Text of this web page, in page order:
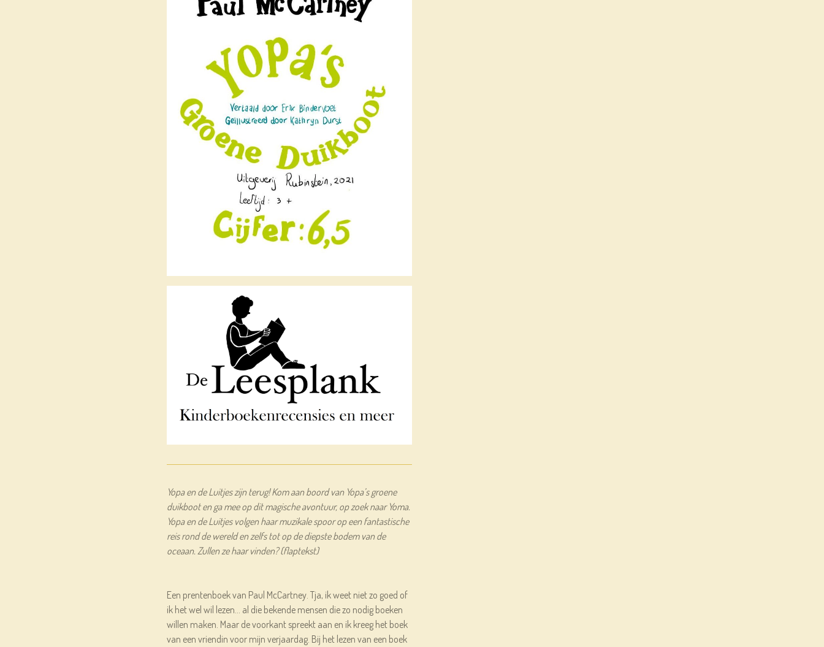
Yopa en de Luitjes zijn terug! Kom aan boord van Yopa’s groene
duikboot en ga mee op dit magische avontuur, op zoek naar Yoma.
Yopa en de Luitjes volgen haar muzikale spoor op een fantastische
reis rond de wereld en zelfs tot op de diepste bodem van de
oceaan. Zullen ze haar vinden? (flaptekst)
Een prentenboek van Paul McCartney. Tja, ik weet niet zo goed of
ik het wel wil lezen... al die bekende mensen die zo nodig boeken
willen maken. Maar de voorkant spreekt aan en ik kreeg het boek
van een vriendin voor mijn verjaardag. Bij het lezen van een boek